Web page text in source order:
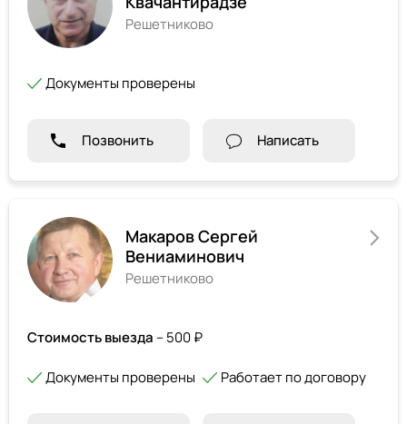
Решетниково
Документы проверены
Позвонить Написать
Макаров Сергей
Вениаминович
Решетниково
Стоимость выезда – 500 ₽
Документы проверены Работает по договору